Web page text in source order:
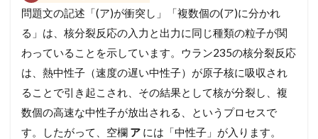
問題文の記述「(ア)が衝突し」「複数個の(ア)に分かれ
る」は、核分裂反応の入力と出力に同じ種類の粒子が関
わっていることを示しています。ウラン235の核分裂反応
は、熱中性子（速度の遅い中性子）が原子核に吸収され
ることで引き起こされ、その結果として核が分裂し、複
数個の高速な中性子が放出される、というプロセスで
す。したがって、空欄 ア には「中性子」が入ります。